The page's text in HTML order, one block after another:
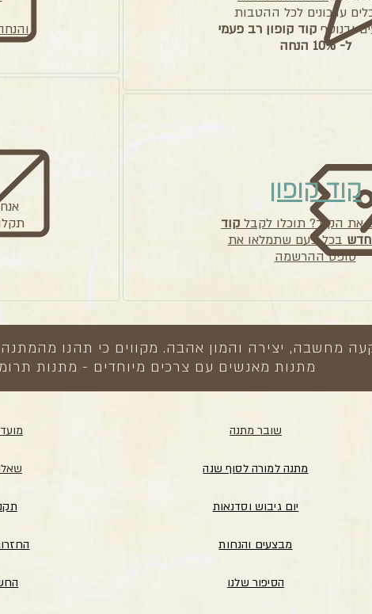
עדכונים לכל ההטבות
ובנוסףקוד קופון רב פעמי
ל- 10% הנחה
קוד קופון
את הקוד? תוכלו לקבל קוד
חדש בכל פעם שתמלאו את
טופס ההרשמה
והנחה של 10%
מחשבה, יצירה והמון אהבה. מקווים כי תהנו
מתנות מאנשים עם צרכים מיוחדים - מתנות
שובר מתנה
מתנה למורה לסוף שנה
יום גיבוש וסדנאות
מבצעים והנחות
הסיפור שלנו